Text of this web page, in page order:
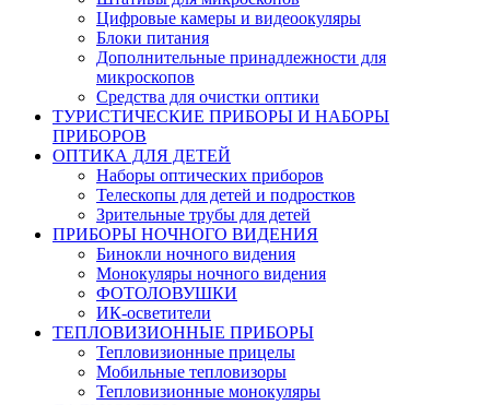
Цифровые камеры и видеоокуляры
Блоки питания
Дополнительные принадлежности для
микроскопов
Средства для очистки оптики
ТУРИСТИЧЕСКИЕ ПРИБОРЫ И НАБОРЫ
ПРИБОРОВ
ОПТИКА ДЛЯ ДЕТЕЙ
Наборы оптических приборов
Телескопы для детей и подростков
Зрительные трубы для детей
ПРИБОРЫ НОЧНОГО ВИДЕНИЯ
Бинокли ночного видения
Монокуляры ночного видения
ФОТОЛОВУШКИ
ИК-осветители
ТЕПЛОВИЗИОННЫЕ ПРИБОРЫ
Тепловизионные прицелы
Мобильные тепловизоры
Тепловизионные монокуляры